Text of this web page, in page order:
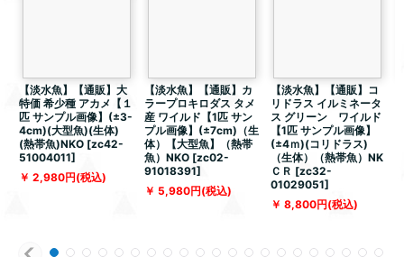
【淡水魚】【通販】大
特価 希少種 アカメ【１
匹 サンプル画像】(±3-
4cm)(大型魚)(生体)
(熱帯魚)NKO [zc42-
51004011]
2,980円(税込)
【淡水魚】【通販】カ
ラープロキロダス タメ
産 ワイルド【1匹 サン
プル画像】(±7cm)（生
体）【大型魚】（熱帯
魚）NKO [zc02-
91018391]
5,980円(税込)
【淡水魚】【通販】コ
リドラス イルミネータ
ス グリーン ワイルド
【1匹 サンプル画像】
(±4ｍ)(コリドラス)
（生体）（熱帯魚）NK
ＣＲ [zc32-
01029051]
8,800円(税込)